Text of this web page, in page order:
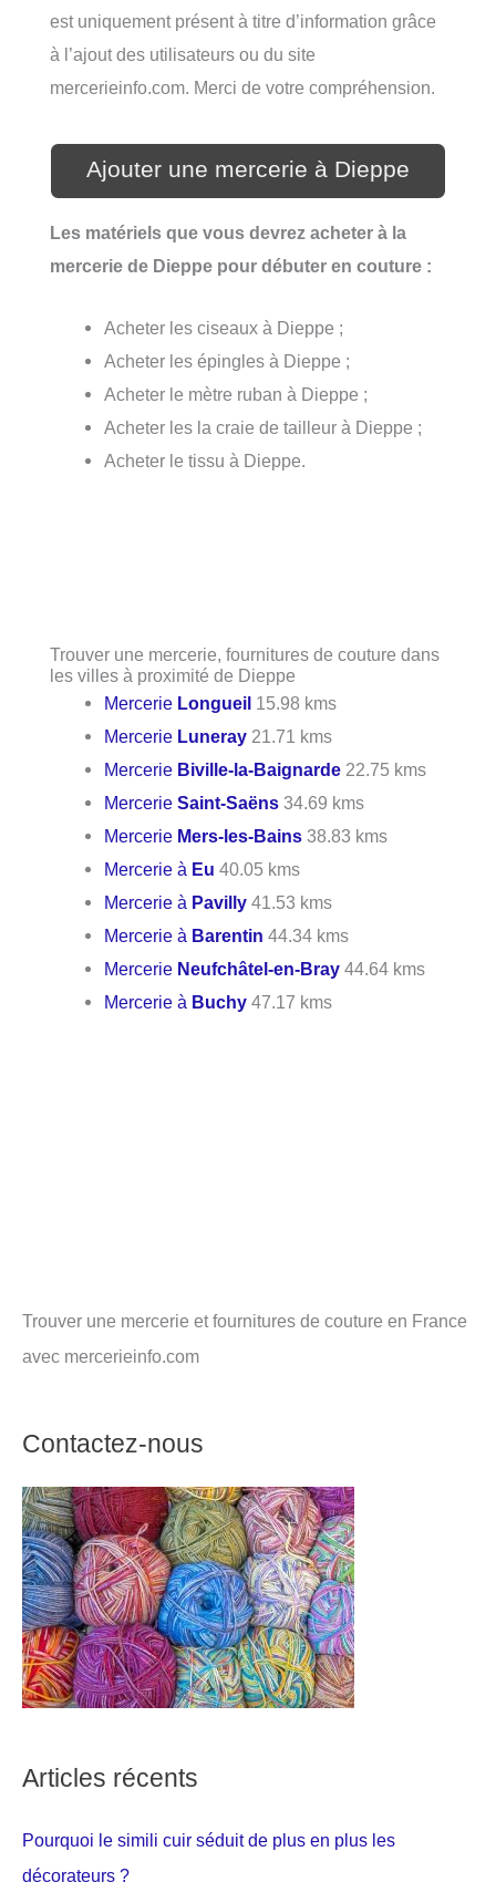
est uniquement présent à titre d’information grâce
à l’ajout des utilisateurs ou du site
mercerieinfo.com. Merci de votre compréhension.
Ajouter une mercerie à Dieppe
Les matériels que vous devrez acheter à la
mercerie de Dieppe pour débuter en couture :
Acheter les ciseaux à Dieppe ;
Acheter les épingles à Dieppe ;
Acheter le mètre ruban à Dieppe ;
Acheter les la craie de tailleur à Dieppe ;
Acheter le tissu à Dieppe.
Trouver une mercerie, fournitures de couture dans
les villes à proximité de Dieppe
Mercerie Longueil 15.98 kms
Mercerie Luneray 21.71 kms
Mercerie Biville-la-Baignarde 22.75 kms
MercerieSaint-Saëns 34.69 kms
Mercerie Mers-les-Bains 38.83 kms
Mercerie à Eu 40.05 kms
Mercerie à Pavilly 41.53 kms
Mercerie à Barentin 44.34 kms
Mercerie Neufchâtel-en-Bray 44.64 kms
Mercerie à Buchy 47.17 kms
Trouver une mercerie et fournitures de couture en France
avec mercerieinfo.com
Contactez-nous
Articles récents
Pourquoi le simili cuir séduit de plus en plus les
décorateurs ?